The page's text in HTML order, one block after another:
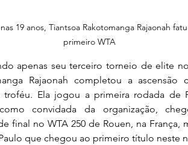
19 anos, Tiantsoa Rakotomanga Rajaonah
primeiro WTA
apenas seu terceiro torneio de elite
Rajaonah completou a ascensão
troféu. Ela jogou a primeira rodada de
convidada da organização,
final no WTA 250 de Rouen, na França,
que chegou ao primeiro título neste